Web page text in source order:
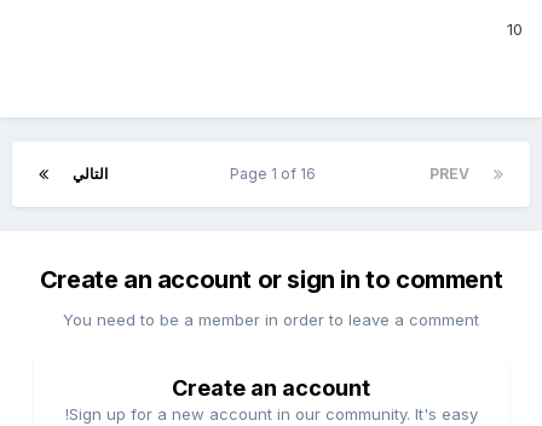
10
PREV التالي Page 1 of 16
Create an account or sign in to comment
You need to be a member in order to leave a comment
Create an account
Sign up for a new account in our community. It's easy!